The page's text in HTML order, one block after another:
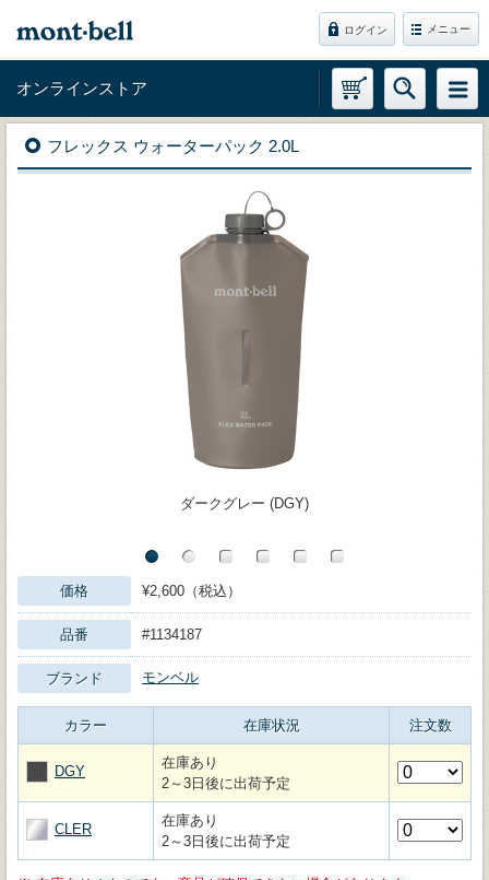
ログイン メニュー
オンラインストア
フレックス ウォーターパック 2.0L
ダークグレー (DGY)
価格 ¥2,600（税込）
品番 #1134187
ブランド モンベル
カラー 在庫状況 注文数
DGY
在庫あり
2～3日後に出荷予定
CLER
在庫あり
2～3日後に出荷予定